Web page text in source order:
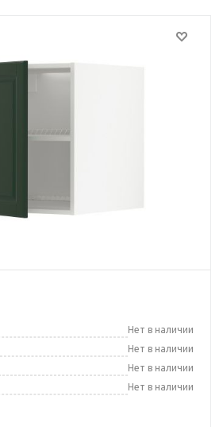
Нет в наличии
Нет в наличии
Нет в наличии
Нет в наличии